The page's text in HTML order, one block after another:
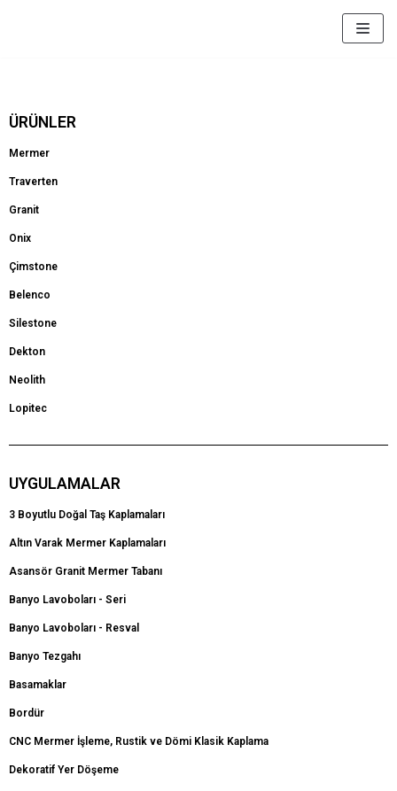
ÜRÜNLER
Mermer
Traverten
Granit
Onix
Çimstone
Belenco
Silestone
Dekton
Neolith
Lopitec
UYGULAMALAR
3 Boyutlu Doğal Taş Kaplamaları
Altın Varak Mermer Kaplamaları
Asansör Granit Mermer Tabanı
Banyo Lavoboları - Seri
Banyo Lavoboları - Resval
Banyo Tezgahı
Basamaklar
Bordür
CNC Mermer İşleme, Rustik ve Dömi Klasik Kaplama
Dekoratif Yer Döşeme